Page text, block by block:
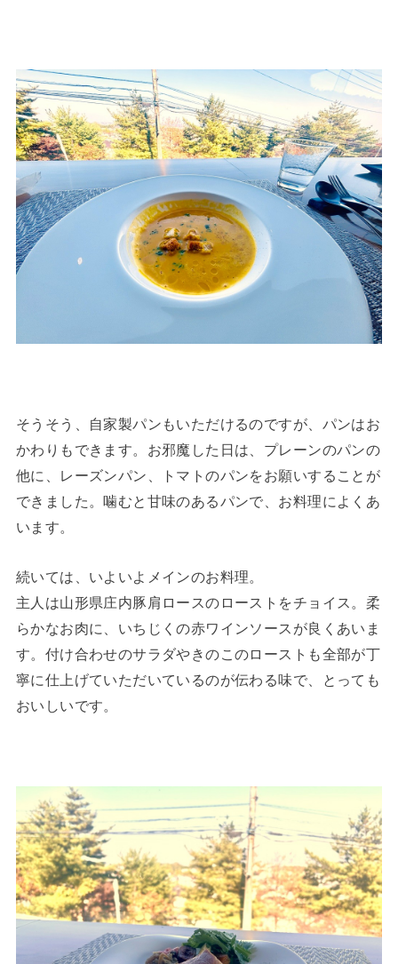
そうそう、自家製パンもいただけるのですが、パンはお
かわりもできます。お邪魔した日は、プレーンのパンの
他に、レーズンパン、トマトのパンをお願いすることが
できました。噛むと甘味のあるパンで、お料理によくあ
います。
続いては、いよいよメインのお料理。
主人は山形県庄内豚肩ロースのローストをチョイス。柔
らかなお肉に、いちじくの赤ワインソースが良くあいま
す。付け合わせのサラダやきのこのローストも全部が丁
寧に仕上げていただいているのが伝わる味で、とっても
おいしいです。